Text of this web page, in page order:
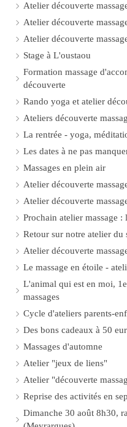
Atelier découverte
Atelier découverte
Atelier découverte
Stage à L'oustaou
Formation massage
découverte
Rando yoga et atelier
Ateliers découverte
La rentrée - yoga,
Les dates à ne pas
Massages en plein air
Atelier découverte
Atelier découverte
Prochain atelier massage :
Retour sur notre atelier du
Atelier découverte
Le massage en étoile -
L'animal qui est en moi,
massages
Cycle d'ateliers parents-
Des bons cadeaux à 50
Massages d'automne
Atelier "jeux de liens"
Atelier "découverte
Reprise des activités en
Dimanche 30 août 8h30,